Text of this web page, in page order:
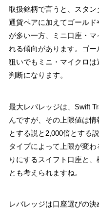
取扱銘柄で言うと、スタ
通貨ペアに加えてゴール
が多い一方、ミニ口座・
れる傾向があります。ゴ
狙いでもミニ・マイクロ
判断になります。
最大レバレッジは、Swift
んですが、その上限値は
とする説と2,000倍とする
タイプによって上限が変
りにするスイフト口座と
とも考えられますね。
レバレッジは口座選びの